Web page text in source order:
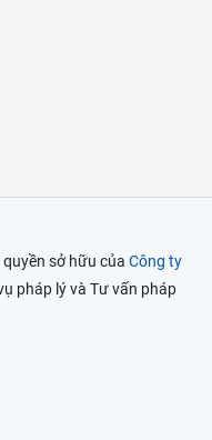
sở hữu của Công ty
pháp lý và Tư vấn pháp